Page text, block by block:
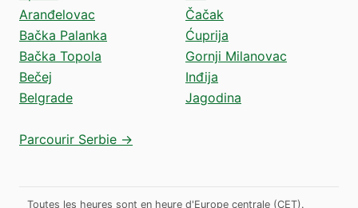
Aranđelovac
Bačka Palanka
Bačka Topola
Bečej
Belgrade
Čačak
Ćuprija
Gornji Milanovac
Inđija
Jagodina
Parcourir Serbie →
Toutes les heures sont en heure d'Europe centrale (CET).